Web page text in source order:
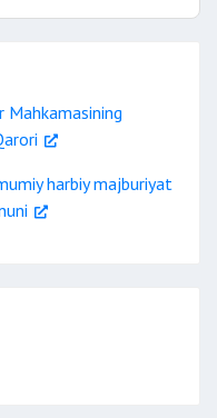
Mahkamasining
harbiy majburiyat